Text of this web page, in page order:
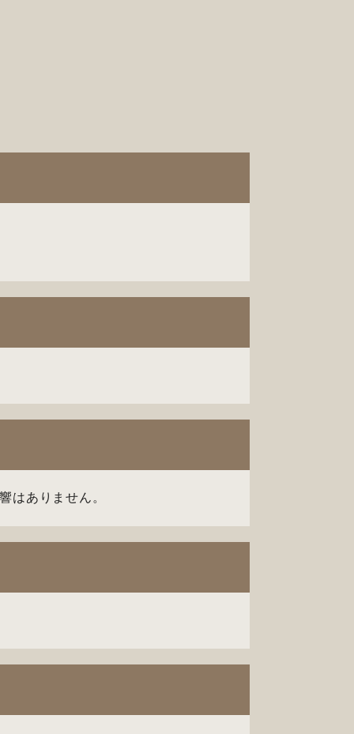
はありません。